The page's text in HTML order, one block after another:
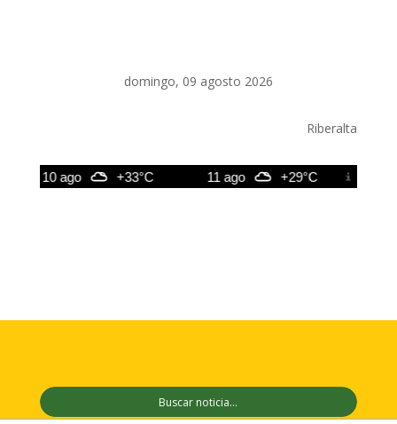
domingo, 09 agosto 2026
Riberalta
10 ago +33°C 11 ago +29°C